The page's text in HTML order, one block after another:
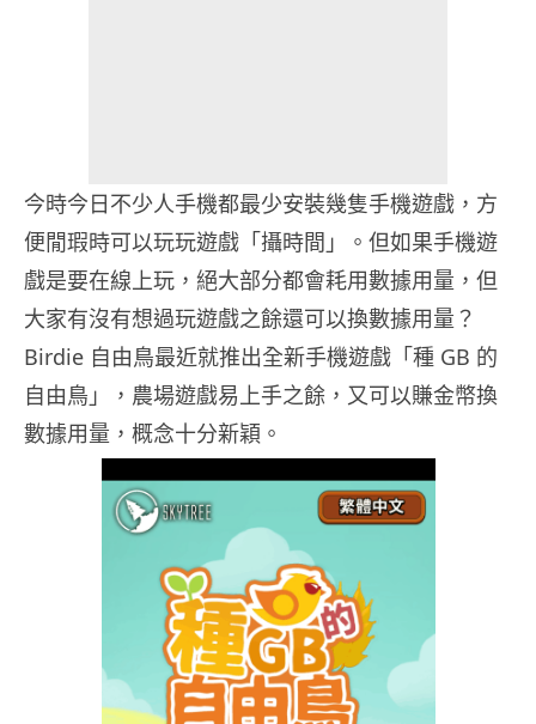
今時今日不少人手機都最少安裝幾隻手機遊戲，方
便閒瑕時可以玩玩遊戲「攝時間」。但如果手機遊
戲是要在線上玩，絕大部分都會耗用數據用量，但
大家有沒有想過玩遊戲之餘還可以換數據用量？
Birdie 自由鳥最近就推出全新手機遊戲「種 GB 的
自由鳥」，農場遊戲易上手之餘，又可以賺金幣換
數據用量，概念十分新穎。